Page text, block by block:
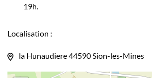
19h.
Localisation :
la Hunaudiere 44590 Sion-les-Mines